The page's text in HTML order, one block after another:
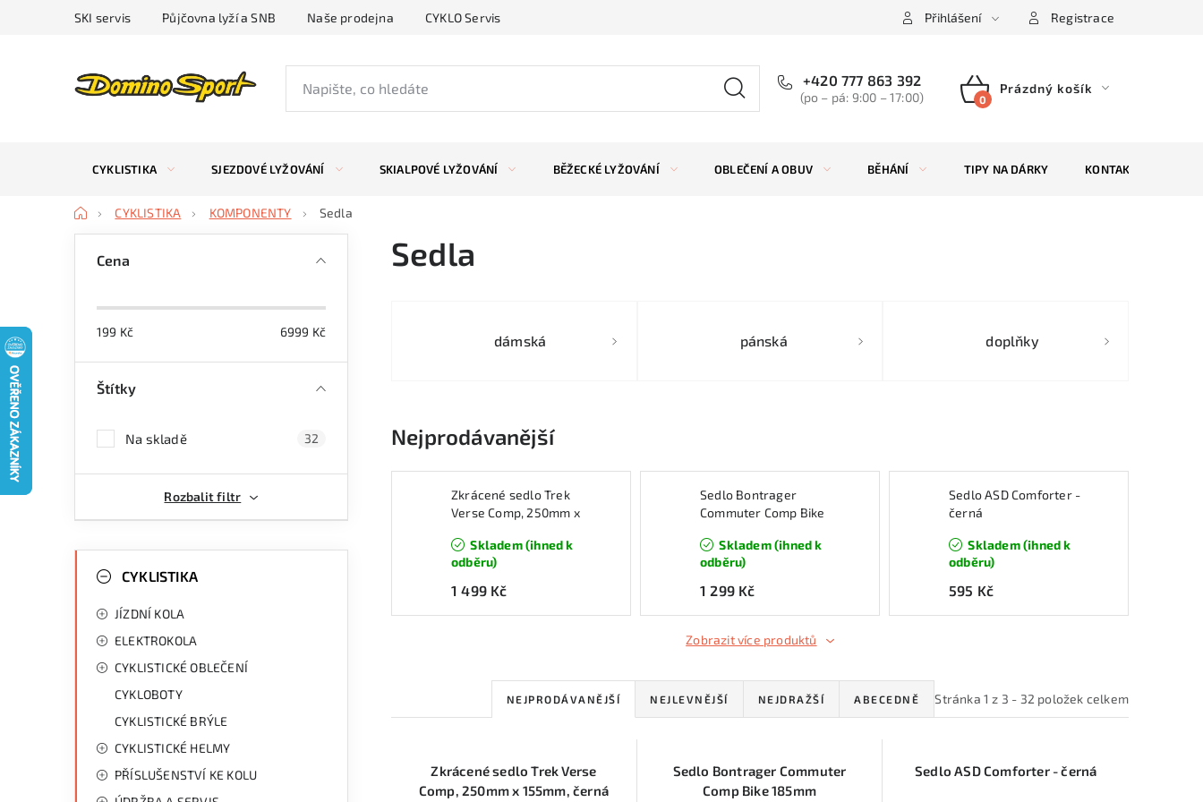
SKI servis Půjčovna lyží a SNB Naše prodejna CYKLO Servis Přihlášení Registrace
+420 777 863 392
(po – pá: 9:00 – 17:00)
NÁKUPNÍ
Prázdný košík
CYKLISTIKA SJEZDOVÉ LYŽOVÁNÍ SKIALPOVÉ LYŽOVÁNÍ BĚŽECKÉ LYŽOVÁNÍ OBLEČENÍ A OBUV BĚHÁNÍ TIPY NA DÁRKY KONTAKTY
DomůCYKLISTIKA KOMPONENTY Sedla
í
p
Cena
199 Kč 6999 Kč
Štítky
Na skladě 32
Rozbalit filtr
kategorieCYKLISTIKA
JÍZDNÍ KOLA
ELEKTROKOLA
CYKLISTICKÉ OBLEČENÍ
CYKLOBOTY
CYKLISTICKÉ BRÝLE
CYKLISTICKÉ HELMY
PŘÍSLUŠENSTVÍ KE KOLU
Sedla
dámská pánská doplňky
Nejprodávanější
Zkrácené sedlo Trek
Verse Comp, 250mm x
Skladem (ihned k
odběru)
1 499 Kč
Sedlo Bontrager
Commuter Comp Bike
Skladem (ihned k
odběru)
1 299 Kč
Sedlo ASD Comforter -
černá
Skladem (ihned k
odběru)
595 Kč
Zobrazit více produktů
Stránka 1 z 3 - 32 položek celkem
Ř
z
NEJPRODÁVANĚJŠÍ NEJLEVNĚJŠÍ NEJDRAŽŠÍ ABECEDNĚ
Zkrácené sedlo Trek Verse
Comp, 250mm x 155mm, černá
Sedlo Bontrager Commuter
Comp Bike 185mm
Sedlo ASD Comforter - černá